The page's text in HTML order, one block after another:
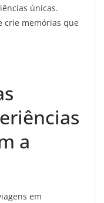
únicas.
crie memórias que
a
em